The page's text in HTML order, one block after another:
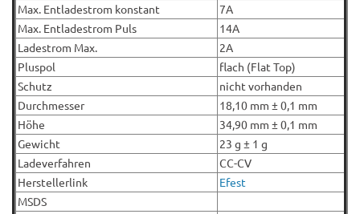
Max. Entladestrom konstant
7A
Max. Entladestrom Puls
14A
Ladestrom Max.
2A
Pluspol
flach (Flat Top)
Schutz
nicht vorhanden
Durchmesser
18,10 mm ± 0,1 mm
Höhe
34,90 mm ± 0,1 mm
Gewicht
23 g ± 1 g
Ladeverfahren
CC-CV
Herstellerlink
Efest
MSDS